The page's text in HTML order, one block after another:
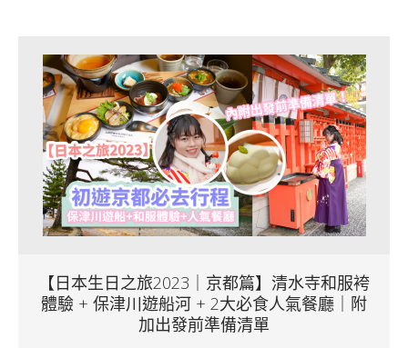
【日本生日之旅2023｜京都篇】清水寺和服袴
體驗 + 保津川遊船河 + 2大必食人氣餐廳｜附
加出發前準備清單